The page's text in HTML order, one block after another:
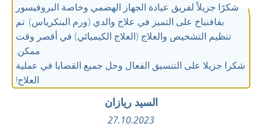
شكرًا جزيلاً لفريق عيادة الجهاز الهضمي وخاصة البروفيسور
بفافنباخ على التميز في علاج والدي (ورم البنكرياس). تم
تنظيم التشخيص والعلاج (العلاج الكيميائي) في أقصر وقت
ممكن.
شكرا جزيلا على التنسيق الفعال وحل جميع القضايا في عملية
العلاج!
السيد ريازان
27.10.2023